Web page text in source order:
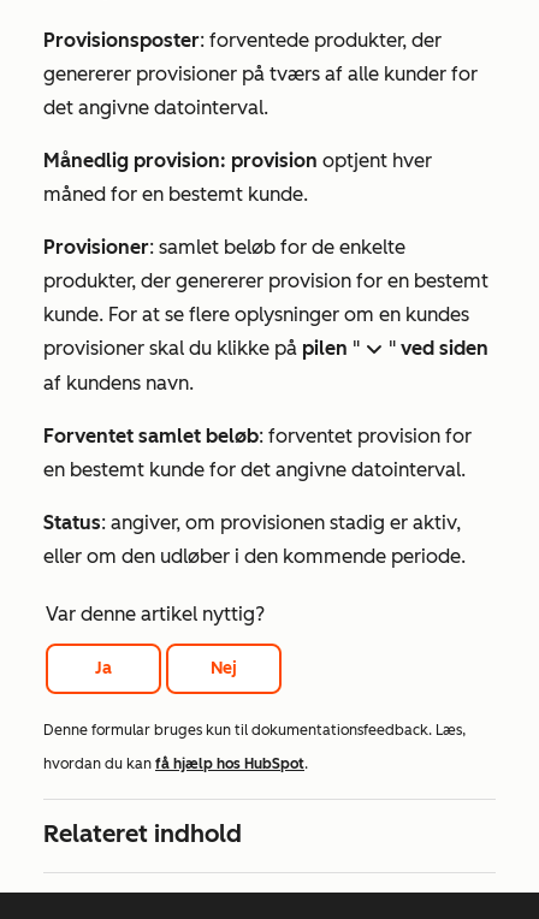
Provisionsposter: forventede produkter, der
genererer provisioner på tværs af alle kunder for
det angivne datointerval.
Månedlig provision: provision optjent hver
måned for en bestemt kunde.
Provisioner: samlet beløb for de enkelte
produkter, der genererer provision for en bestemt
kunde. For at se flere oplysninger om en kundes
provisioner skal du klikke på pilen " down " ved siden
af kundens navn.
Forventet samlet beløb: forventet provision for
en bestemt kunde for det angivne datointerval.
Status: angiver, om provisionen stadig er aktiv,
eller om den udløber i den kommende periode.
Var denne artikel nyttig?
Ja Nej
Denne formular bruges kun til dokumentationsfeedback. Læs,
hvordan du kan få hjælp hos HubSpot.
Relateret indhold